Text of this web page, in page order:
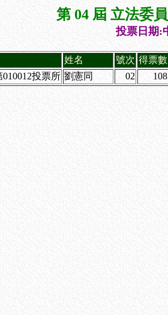
第 04 屆 立法委
投票日期:
姓名 號次 得票數
投票所 劉憲同 02 108